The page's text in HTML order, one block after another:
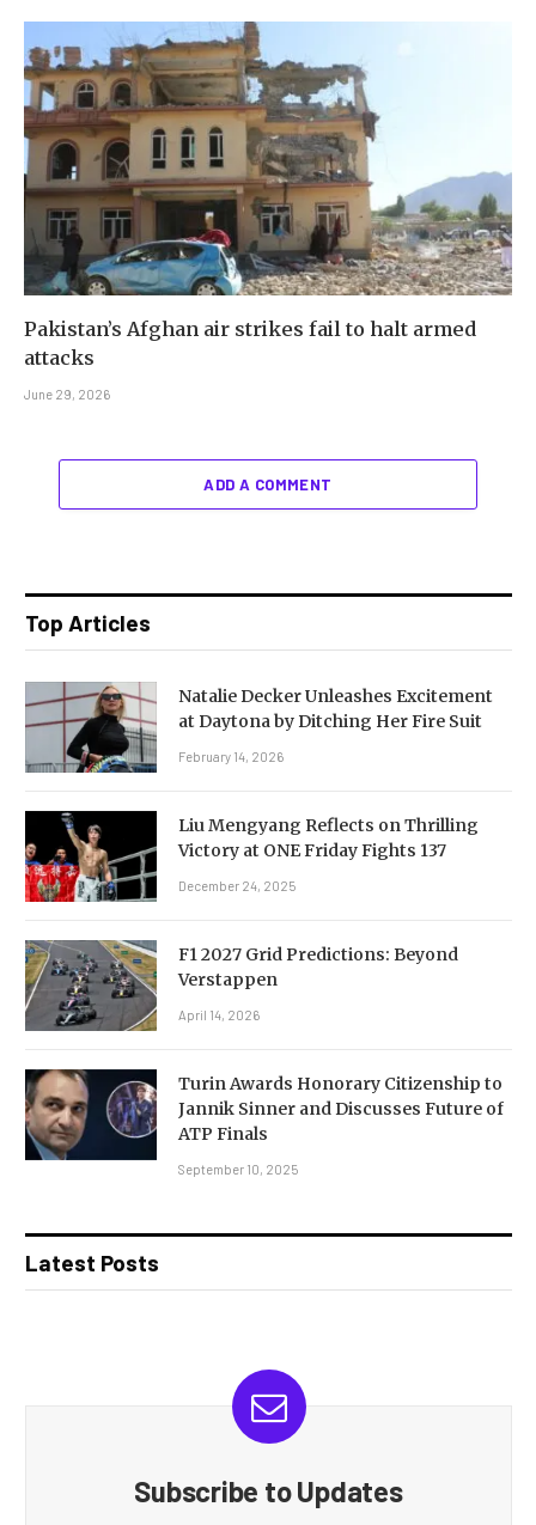
Pakistan’s Afghan air strikes fail to halt armed
attacks
June 29, 2026
ADD A COMMENT
Top Articles
Natalie Decker Unleashes Excitement
at Daytona by Ditching Her Fire Suit
February 14, 2026
Liu Mengyang Reflects on Thrilling
Victory at ONE Friday Fights 137
December 24, 2025
F1 2027 Grid Predictions: Beyond
Verstappen
April 14, 2026
Turin Awards Honorary Citizenship to
Jannik Sinner and Discusses Future of
ATP Finals
September 10, 2025
Latest Posts
Subscribe to Updates